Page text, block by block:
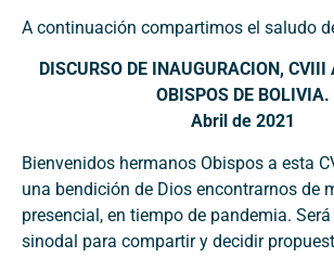
A continuación compartimos el saludo
DISCURSO DE INAUGURACION,
OBISPOS DE BOLIVIA.
Abril de 2021
Bienvenidos hermanos Obispos a esta
una bendición de Dios encontrarnos de
presencial, en tiempo de pandemia.
sinodal para compartir y decidir